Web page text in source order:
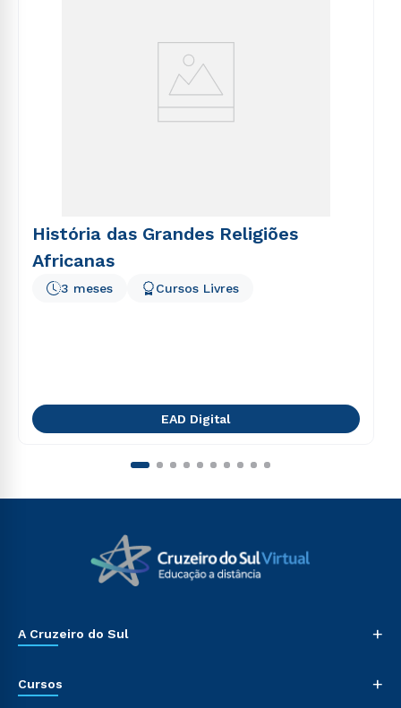
História das Grandes Religiões
Africanas
3 meses Cursos Livres
EAD Digital
A Cruzeiro do Sul +
Cursos +